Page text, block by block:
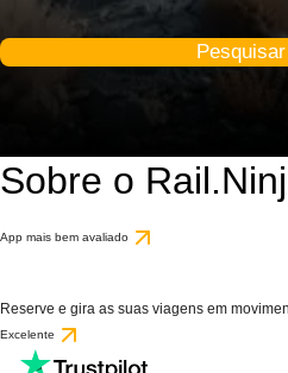
Sobre o
App mais bem avaliado
Reserve e gira as suas viagens em
Excelente